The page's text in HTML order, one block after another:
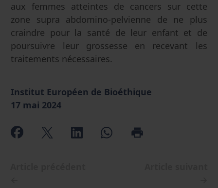
aux femmes atteintes de cancers sur cette
zone supra abdomino-pelvienne de ne plus
craindre pour la santé de leur enfant et de
poursuivre leur grossesse en recevant les
traitements nécessaires.
Institut Européen de Bioéthique
17 mai 2024